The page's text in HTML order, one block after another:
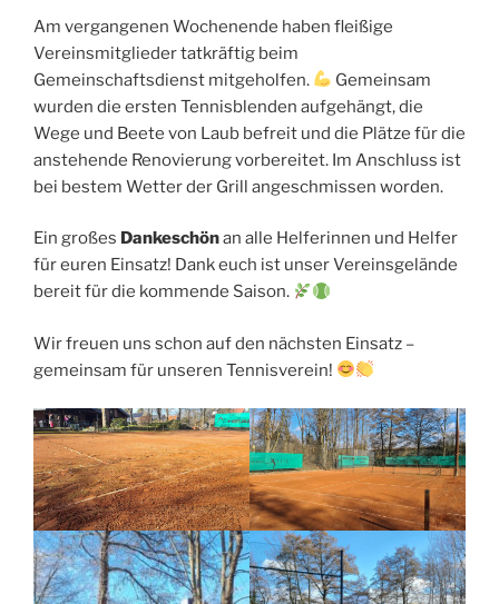
Am vergangenen Wochenende haben fleißige
Vereinsmitglieder tatkräftig beim
Gemeinschaftsdienst mitgeholfen.
Gemeinsam
wurden die ersten Tennisblenden aufgehängt, die
Wege und Beete von Laub befreit und die Plätze für die
anstehende Renovierung vorbereitet. Im Anschluss ist
bei bestem Wetter der Grill angeschmissen worden.
Ein großes Dankeschönan alle Helferinnen und Helfer
für euren Einsatz! Dank euch ist unser Vereinsgelände
bereit für die kommende Saison.
Wir freuen uns schon auf den nächsten Einsatz –
gemeinsam für unseren Tennisverein!